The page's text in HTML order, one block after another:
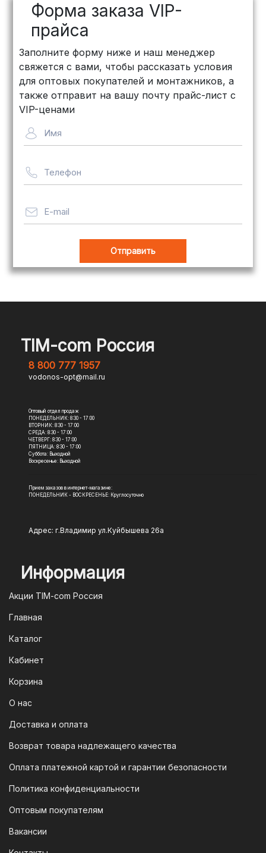
Форма заказа VIP-
прайса
Заполните форму ниже и наш менеджер
свяжется с вами, чтобы рассказать условия
для оптовых покупателей и монтажников, а
также отправит на вашу почту прайс-лист с
VIP-ценами
Имя
Телефон
E-mail
TIM-com Россия
8 800 777 1957
vodonos-opt@mail.ru
Оптовый отдел продаж
ПОНЕДЕЛЬНИК: 8:30 - 17:00
ВТОРНИК: 8:30 - 17:00
СРЕДА: 8:30 - 17:00
ЧЕТВЕРГ: 8:30 - 17:00
ПЯТНИЦА: 8:30 - 17:00
Суббота: Выходной
Воскресенье: Выходной
Прием заказов в интернет-магазине:
ПОНЕДЕЛЬНИК - ВОСКРЕСЕНЬЕ: Круглосуточно
Адрес: г.Владимир ул.Куйбышева 26а
Информация
Акции TIM-com Россия
Главная
Каталог
Кабинет
Корзина
О нас
Доставка и оплата
Возврат товара надлежащего качества
Оплата платежной картой и гарантии безопасности
Политика конфиденциальности
Оптовым покупателям
Вакансии